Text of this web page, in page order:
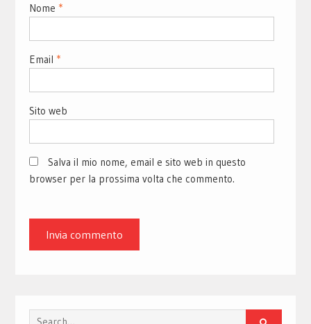
Nome *
Email *
Sito web
Salva il mio nome, email e sito web in questo
browser per la prossima volta che commento.
Search